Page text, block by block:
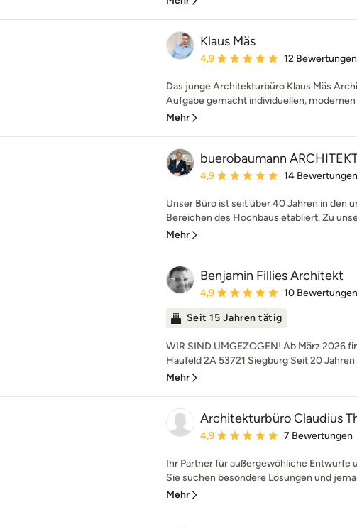
Klaus Mäs
Durchschnittliche Bewertung: 4.9
4,9 12 Bewertungen
Das junge Architekturbüro Klaus Mäs
Aufgabe gemacht individuellen,
Mehr
buerobaumann
Durchschnittliche Bewertung: 4.9
4,9 14 Bewertungen
Unser Büro ist seit über 40 Jahren in den
Bereichen des Hochbaus etabliert. Zu
Mehr
Benjamin Fillies Architekt
Durchschnittliche Bewertung: 4.9
4,9 10 Bewertungen
Seit 15 Jahren tätig
WIR SIND UMGEZOGEN! Ab März 2026
Haufeld 2A 53721 Siegburg Seit 20 Jahren
Mehr
Architekturbüro Claudius
Durchschnittliche Bewertung: 4.9
4,9 7 Bewertungen
Ihr Partner für außergewöhliche Entwürfe
Sie suchen besondere Lösungen und
Mehr